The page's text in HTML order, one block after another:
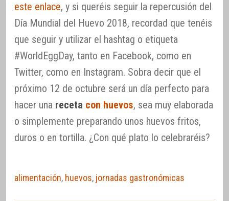
este enlace, y si queréis seguir la repercusión del
Día Mundial del Huevo 2018, recordad que tenéis
que seguir y utilizar el hashtag o etiqueta
#WorldEggDay, tanto en Facebook, como en
Twitter, como en Instagram. Sobra decir que el
próximo 12 de octubre será un día perfecto para
hacer una receta con huevos, sea muy elaborada
o simplemente preparando unos huevos fritos,
duros o en tortilla. ¿Con qué plato lo celebraréis?
alimentación, huevos, jornadas gastronómicas